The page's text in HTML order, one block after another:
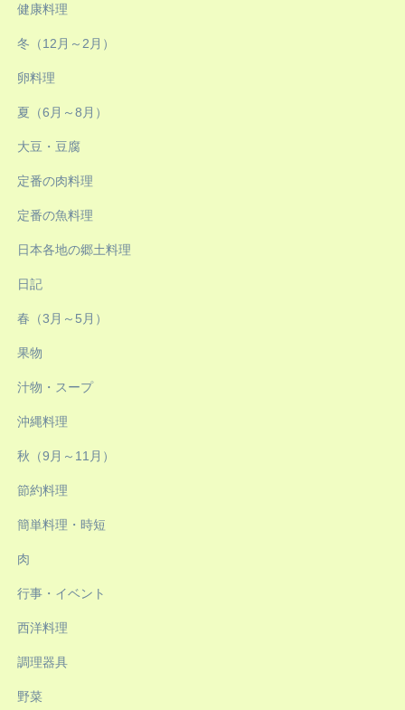
健康料理
冬（12月～2月）
卵料理
夏（6月～8月）
大豆・豆腐
定番の肉料理
定番の魚料理
日本各地の郷土料理
日記
春（3月～5月）
果物
汁物・スープ
沖縄料理
秋（9月～11月）
節約料理
簡単料理・時短
肉
行事・イベント
西洋料理
調理器具
野菜